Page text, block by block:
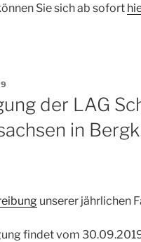
Sie sich ab sofort
der LAG
in
unserer jährlichen
findet vom